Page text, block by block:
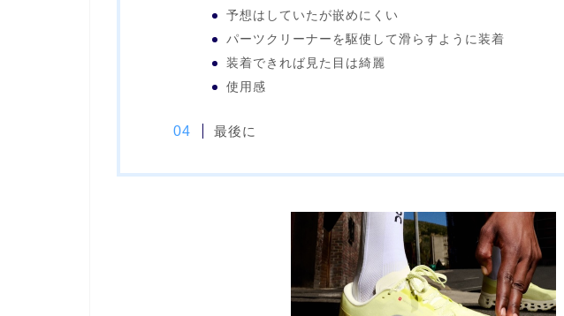
予想はしていたが嵌めにくい
パーツクリーナーを駆使して滑らすように装着
装着できれば見た目は綺麗
使用感
最後に